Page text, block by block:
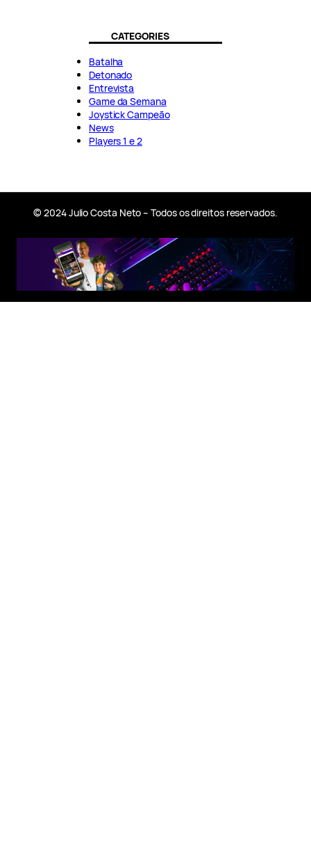
CATEGORIES
Batalha
Detonado
Entrevista
Game da Semana
Joystick Campeão
News
Players 1 e 2
© 2024 Julio Costa Neto – Todos os direitos reservados.